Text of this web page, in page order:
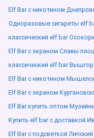
Elf Bar с никотином
Одноразовые сигареты elf
классический elf bar
Elf Bar с экраном Славы
классический elf bar
Elf Bar с никотином
Elf Bar с экраном
Elf Bar купить оптом
Купить elf bar с доставкой
Elf Bar с подсветкой